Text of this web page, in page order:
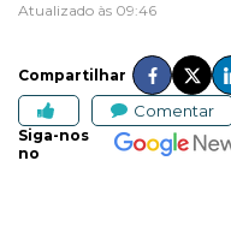
Atualizado às 09:46
Compartilhar
Comentar
Siga-nos
no